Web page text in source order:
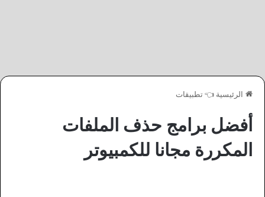
الرئيسية 👈تطبيقات
أفضل برامج حذف الملفات
المكررة مجانا للكمبيوتر